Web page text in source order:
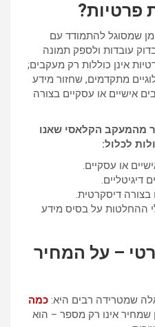
פרטיות?
שמסוגל להתמודד עם
עובדות ולספק תמונה
אינן כוללות רק מעקבים;
מתקדמים, שחזור מידע
אישיים או עסקיים בצורה
מהמעקב הקלאסי שאנו
לכלול:
או עסקיים.
דיגיטליים.
בצורה דיסקרטית.
ההחלטות על בסיס מידע
– על המחיר
שמטרידה רבים היא: כמה
שמחיר אינו רק מספר – הוא